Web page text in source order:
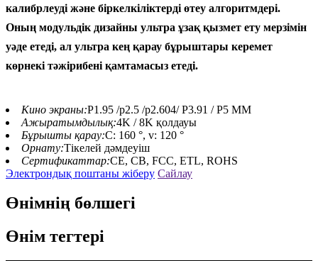
калибрлеуді және біркелкіліктерді өтеу алгоритмдері.
Оның модульдік дизайны ультра ұзақ қызмет ету мерзімін
уәде етеді, ал ультра кең қарау бұрыштары керемет
көрнекі тәжірибені қамтамасыз етеді.
Кино экраны:P1.95 /p2.5 /p2.604/ P3.91 / P5 MM
Ажыратымдылық:4K / 8K қолдауы
Бұрышты қарау:С: 160 °, v: 120 °
Орнату:Тікелей дәмдеуіш
Сертификаттар:CE, CB, FCC, ETL, ROHS
Электрондық поштаны жіберу Сайлау
Өнімнің бөлшегі
Өнім тегтері